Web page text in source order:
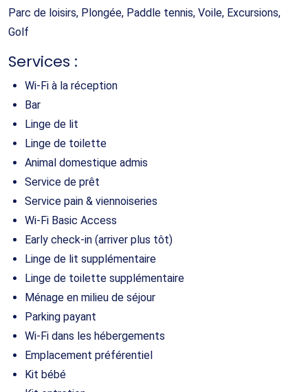
Parc de loisirs, Plongée, Paddle tennis, Voile, Excursions,
Golf
Services :
Wi-Fi à la réception
Bar
Linge de lit
Linge de toilette
Animal domestique admis
Service de prêt
Service pain & viennoiseries
Wi-Fi Basic Access
Early check-in (arriver plus tôt)
Linge de lit supplémentaire
Linge de toilette supplémentaire
Ménage en milieu de séjour
Parking payant
Wi-Fi dans les hébergements
Emplacement préférentiel
Kit bébé